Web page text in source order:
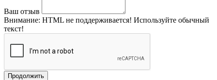
Ваш отзыв
Внимание: HTML не поддерживается! Используйте обычный
текст!
Продолжить